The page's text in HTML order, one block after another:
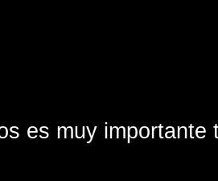
es muy